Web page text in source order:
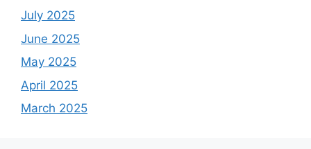
July 2025
June 2025
May 2025
April 2025
March 2025